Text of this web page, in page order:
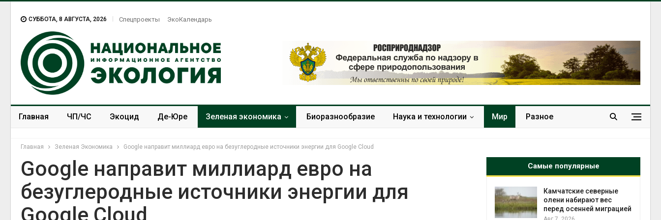
СУББОТА, 8 АВГУСТА, 2026 Спецпроекты ЭкоКалендарь
Главная ЧП/ЧС Экоцид Де-Юре Зеленая экономика Биоразнообразие Наука и технологии Мир Разное
Главная Зеленая Экономика Google направит миллиард евро на безуглеродные источники энергии для Google Cloud
Google направит миллиард евро на
безуглеродные источники энергии для
Google Cloud
Самые популярные
Тайфун, засуха и пожары:
сразу несколько
Микропластик из
упаковки может
Камчатские северные
олени набирают вес
перед осенней миграцией